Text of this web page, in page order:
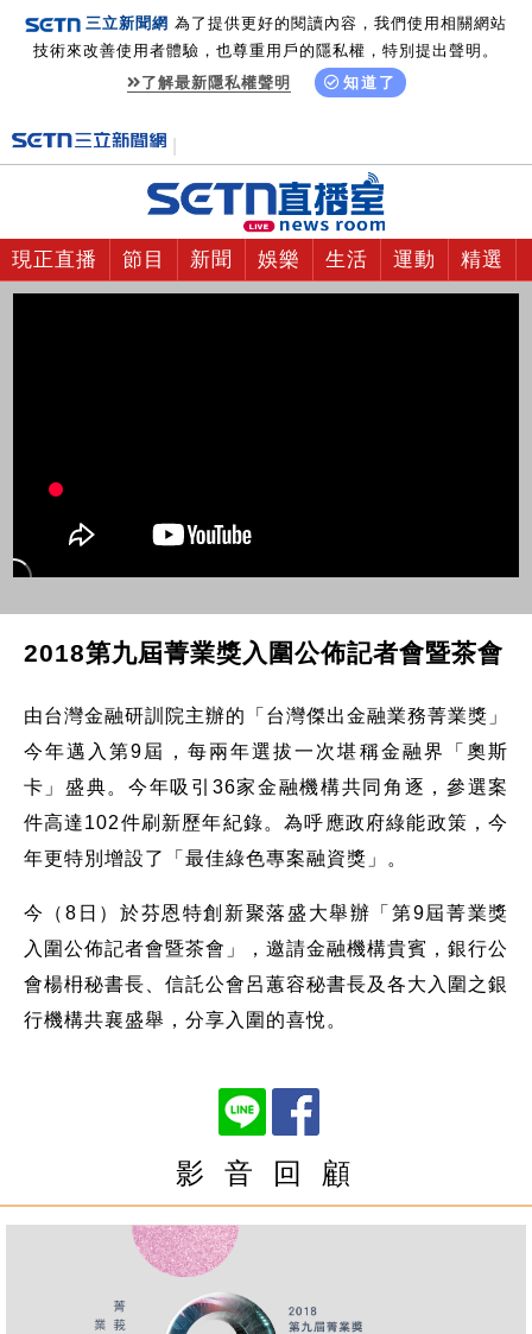
三立新聞網 為了提供更好的閱讀內容，我們使用相關網站
技術來改善使用者體驗，也尊重用戶的隱私權，特別提出聲明。
了解最新隱私權聲明
知道了
現正直播 節目 新聞 娛樂 生活 運動 精選
2018第九屆菁業獎入圍公佈記者會暨茶會
由台灣金融研訓院主辦的「台灣傑出金融業務菁業獎」
今年邁入第9屆，每兩年選拔一次堪稱金融界「奧斯
卡」盛典。今年吸引36家金融機構共同角逐，參選案
件高達102件刷新歷年紀錄。為呼應政府綠能政策，今
年更特別增設了「最佳綠色專案融資獎」。
今（8日）於芬恩特創新聚落盛大舉辦「第9屆菁業獎
入圍公佈記者會暨茶會」，邀請金融機構貴賓，銀行公
會楊枏秘書長、信託公會呂蕙容秘書長及各大入圍之銀
行機構共襄盛舉，分享入圍的喜悅。
影 音 回 顧